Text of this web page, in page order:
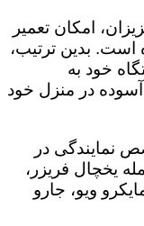
امکان تعمیر
بدین ترتیب،
خود به
آسوده در منزل خود
نمایندگی در
یخچال فریزر،
ویو، جارو